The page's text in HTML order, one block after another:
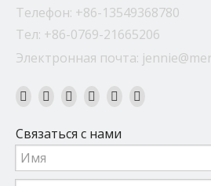
Телефон: +86-13549368780
Тел: +86-0769-21665206
Электронная почта:
Связаться с нами